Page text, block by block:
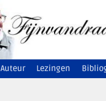
Auteur Lezingen